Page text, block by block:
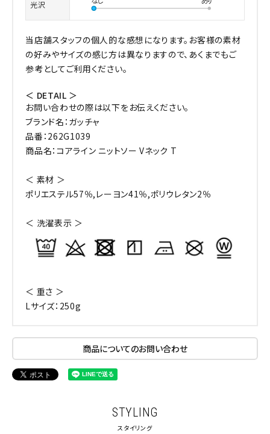
光沢
当店舗スタッフの個人的な感想になります。お客様の素材
の好みやサイズの感じ方は異なりますので、あくまでもご
参考としてご利用ください。
＜ DETAIL ＞
お問い合わせの際は以下をお伝えください。
ブランド名：ガッチャ
品番：262G1039
商品名：コアライン ニットソー Vネック T
＜ 素材 ＞
ポリエステル57％,レーヨン41％,ポリウレタン2％
＜ 洗濯表示 ＞
＜ 重さ ＞
Lサイズ：250g
商品についてのお問い合わせ
STYLING
スタイリング